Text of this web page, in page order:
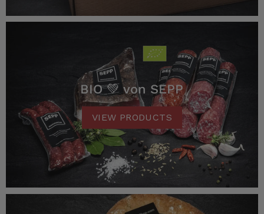
BIO 💚 von SEPP
VIEW PRODUCTS